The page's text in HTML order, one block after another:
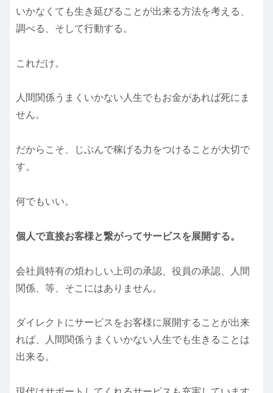
いかなくても生き延びることが出来る方法を考える、
調べる、そして行動する。
これだけ。
人間関係うまくいかない人生でもお金があれば死にま
せん。
だからこそ、じぶんで稼げる力をつけることが大切で
す。
何でもいい。
個人で直接お客様と繋がってサービスを展開する。
会社員特有の煩わしい上司の承認、役員の承認、人間
関係、等、そこにはありません。
ダイレクトにサービスをお客様に展開することが出来
れば、人間関係うまくいかない人生でも生きることは
出来る。